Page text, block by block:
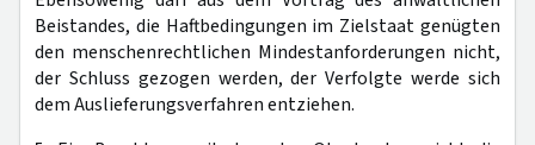
Beistandes, die Haftbedingungen im Zielstaat genügten
den menschenrechtlichen Mindestanforderungen nicht,
der Schluss gezogen werden, der Verfolgte werde sich
dem Auslieferungsverfahren entziehen.